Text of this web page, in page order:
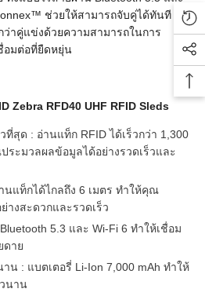
ช่วยให้สามารถจับคู่ได้ทันที
าคู่แข่งด้วยความสามารถในการ
อมต่อที่ยืดหยุ่น
Zebra RFD40 UHF RFID Sleds
ที่สุด : อ่านแท็ก RFID ได้เร็วกว่า 1,300
ะมวลผลข้อมูลได้อย่างรวดเร็วและ
นแท็กได้ไกลถึง 6 เมตร ทำให้คุณ
างสะดวกและรวดเร็ว
5.3 และ Wi-Fi 6 ทำให้เชื่อม
ดาย
น : แบตเตอรี่ Li-Ion 7,000 mAh ทำให้
นาน